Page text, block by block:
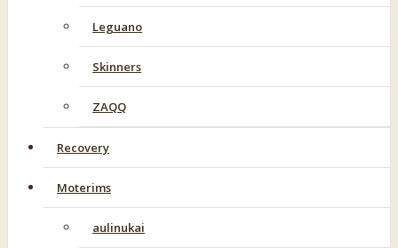
Leguano
Skinners
ZAQQ
Recovery
Moterims
aulinukai